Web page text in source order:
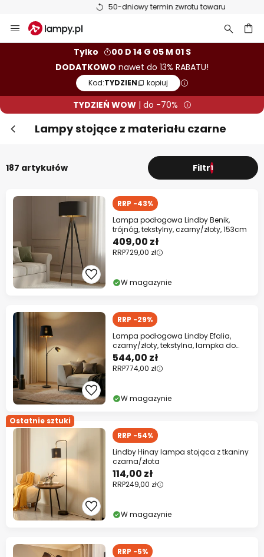
50-dniowy termin zwrotu towaru
Przejdź
do
Tylko
00 D 14 G 05 M 00 S
DODATKOWO nawet do 13% RABATU!
Kod:TYDZIEN kopiuj
TYDZIEŃ WOW| do -70%
Lampy stojące z materiału czarne
187 artykułów Filtr1
RRP -43%
Lampa podłogowa Lindby Benik,
trójnóg, tekstylny, czarny/złoty, 153cm
409,00 zł
RRP729,00 zł
W magazynie
RRP -29%
Lampa podłogowa Lindby Efalia,
czarny/złoty, tekstylna, lampka do
czytania
544,00 zł
RRP774,00 zł
W magazynie
Ostatnie sztuki
RRP -54%
Lindby Hinay lampa stojąca z tkaniny
czarna/złota
114,00 zł
RRP249,00 zł
W magazynie
RRP -5%
TYDZIEŃ WOW! Dodatkowo do 13%
rabatu!
10% RABATUod 399 zł
13% RABATUod 699 zł
prawie na wszystko*
Kup teraz
* producenci wykluczeni z promocji